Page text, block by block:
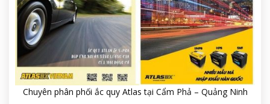
Chuyên phân phối ắc quy Atlas tại Cẩm Phả – Quảng Ninh